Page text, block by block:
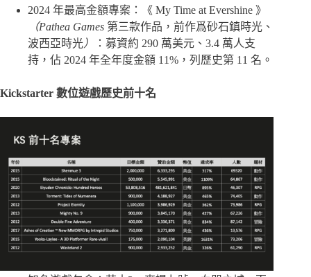
2024 年最高金額專案：《 My Time at Evershine 》
（Pathea Games 第三款作品，前作爲砂石鎮時光、
波西亞時光）
：募資約 290 萬美元、3.4 萬人支
持，佔 2024 年全年度金額 11%，列歷史第 11 名。
Kickstarter 數位遊戲歷史前十名